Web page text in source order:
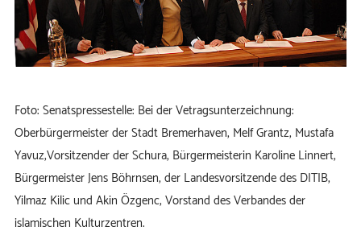
Foto: Senatspressestelle: Bei der Vetragsunterzeichnung:
Oberbürgermeister der Stadt Bremerhaven, Melf Grantz, Mustafa
Yavuz,Vorsitzender der Schura, Bürgermeisterin Karoline Linnert,
Bürgermeister Jens Böhrnsen, der Landesvorsitzende des DITIB,
Yilmaz Kilic und Akin Özgenc, Vorstand des Verbandes der
islamischen Kulturzentren.